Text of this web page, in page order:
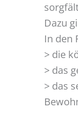
Dazu
In den
> die
> das
> das